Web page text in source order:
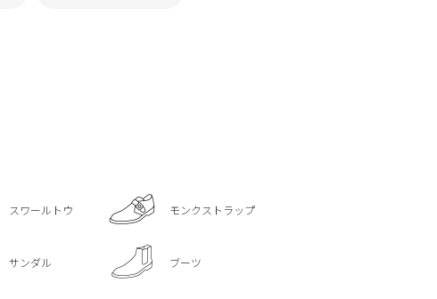
スワールトウ モンクストラップ
サンダル ブーツ